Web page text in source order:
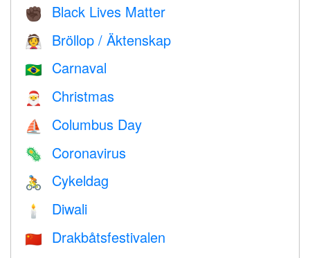
✊🏿 Black Lives Matter
👰 Bröllop / Äktenskap
🇧🇷 Carnaval
🎅 Christmas
⛵️ Columbus Day
🦠 Coronavirus
🚴 Cykeldag
🕯 Diwali
🇨🇳 Drakbåtsfestivalen